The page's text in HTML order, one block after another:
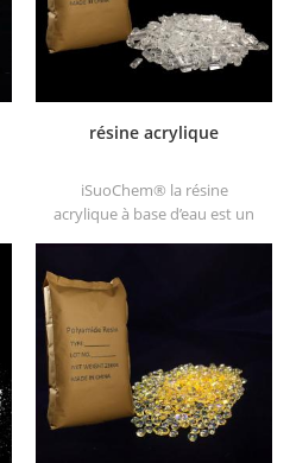
résine acrylique
iSuoChem® la résine
acrylique à base d’eau est un
à l'abrasion, bonne solubilité,
transparence élevée, bonne
imprimabilité et bonne
transitivité.